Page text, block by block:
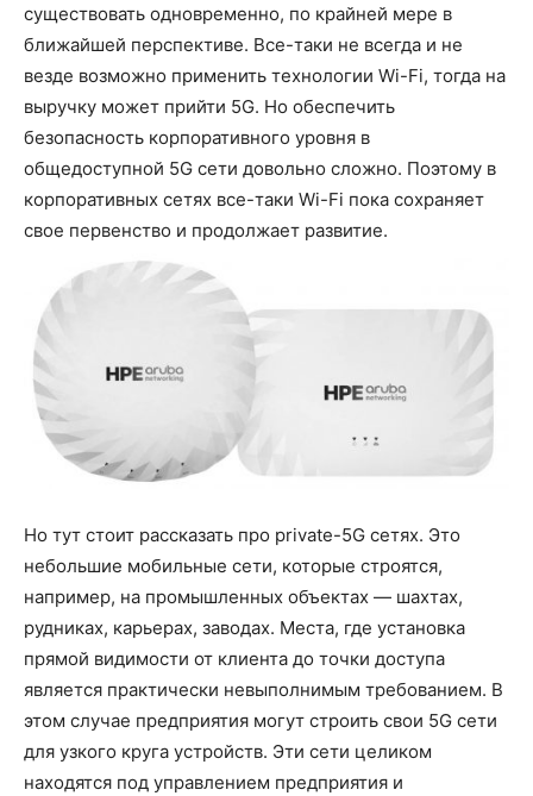
существовать одновременно, по крайней мере в
ближайшей перспективе. Все-таки не всегда и не
везде возможно применить технологии Wi-Fi, тогда на
выручку может прийти 5G. Но обеспечить
безопасность корпоративного уровня в
общедоступной 5G сети довольно сложно. Поэтому в
корпоративных сетях все-таки Wi-Fi пока сохраняет
свое первенство и продолжает развитие.
Но тут стоит рассказать про private-5G сетях. Это
небольшие мобильные сети, которые строятся,
например, на промышленных объектах — шахтах,
рудниках, карьерах, заводах. Места, где установка
прямой видимости от клиента до точки доступа
является практически невыполнимым требованием. В
этом случае предприятия могут строить свои 5G сети
для узкого круга устройств. Эти сети целиком
находятся под управлением предприятия и